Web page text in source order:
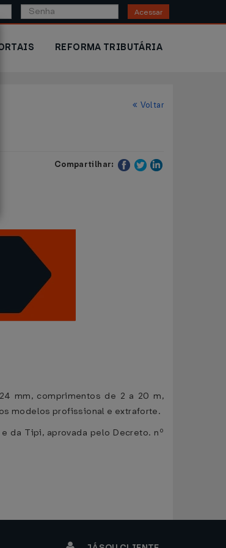
Acessar
REFORMA TRIBUTÁRIA
Voltar
Compartilhar:
mm, comprimentos de 2 a 20 m,
modelos profissional e extraforte.
da Tipi, aprovada pelo Decreto. nº